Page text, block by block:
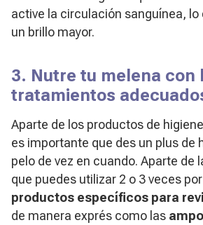
active la circulación sanguínea, lo
un brillo mayor.
3. Nutre tu melena con
tratamientos
Aparte de los productos de
es importante que des un plus de
pelo de vez en cuando. Aparte de
que puedes utilizar 2 o 3 veces
productos específicos para
de manera exprés como las